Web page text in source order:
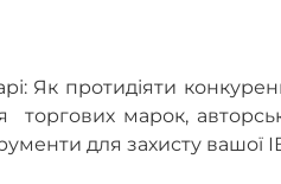
Як протидіяти
торгових марок,
для захисту вашої